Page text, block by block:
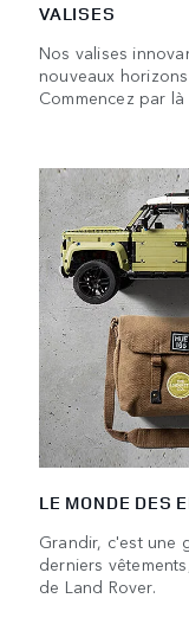
VALISES
Nos valises
nouveaux
Commencez par
LE MONDE DES
Grandir, c'est une
derniers
de Land Rover.